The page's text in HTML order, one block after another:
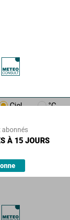
Ciel °C
abonnés
À 15 JOURS